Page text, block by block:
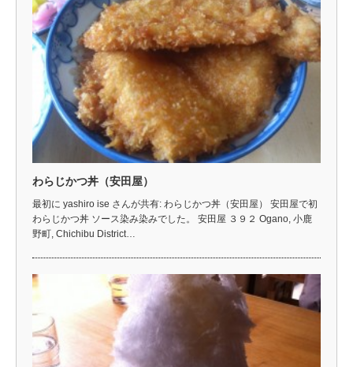
わらじかつ丼（安田屋）
最初に yashiro ise さんが共有: わらじかつ丼（安田屋） 安田屋で初
わらじかつ丼 ソース染み染みでした。 安田屋 ３９２ Ogano, 小鹿
野町, Chichibu District…